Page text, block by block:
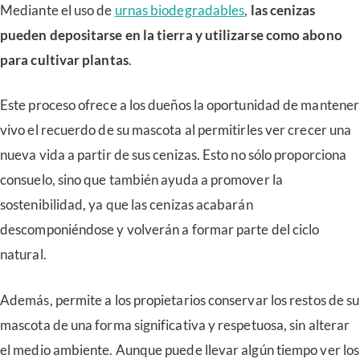
Mediante el uso de urnas biodegradables, las cenizas
pueden depositarse en la tierra y utilizarse como abono
para cultivar plantas.
Este proceso ofrece a los dueños la oportunidad de mantener
vivo el recuerdo de su mascota al permitirles ver crecer una
nueva vida a partir de sus cenizas. Esto no sólo proporciona
consuelo, sino que también ayuda a promover la
sostenibilidad, ya que las cenizas acabarán
descomponiéndose y volverán a formar parte del ciclo
natural.
Además, permite a los propietarios conservar los restos de su
mascota de una forma significativa y respetuosa, sin alterar
el medio ambiente. Aunque puede llevar algún tiempo ver los